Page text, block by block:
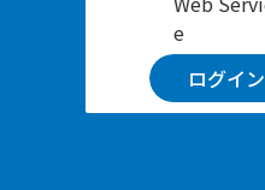
ログイン